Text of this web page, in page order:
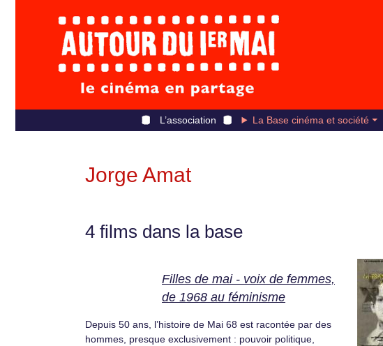
L’association La Base cinéma et société
Jorge Amat
4 films dans la base
Filles de mai - voix de femmes,
de 1968 au féminisme
Depuis 50 ans, l’histoire de Mai 68 est racontée par des
hommes, presque exclusivement : pouvoir politique,